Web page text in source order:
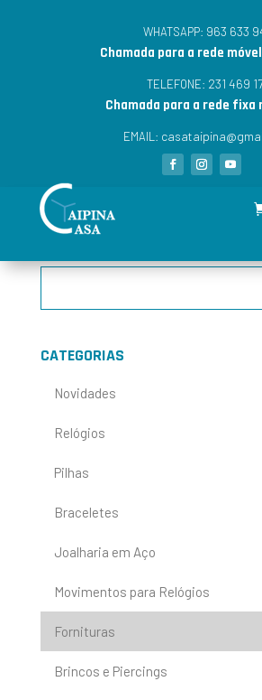
WHATSAPP: 963 633
Chamada para a rede
TELEFONE: 231 469
Chamada para a rede fixa
EMAIL:
CATEGORIAS
Novidades
Relógios
Pilhas
Braceletes
Joalharia em Aço
Movimentos para Relógios
Fornituras
Brincos e Piercings